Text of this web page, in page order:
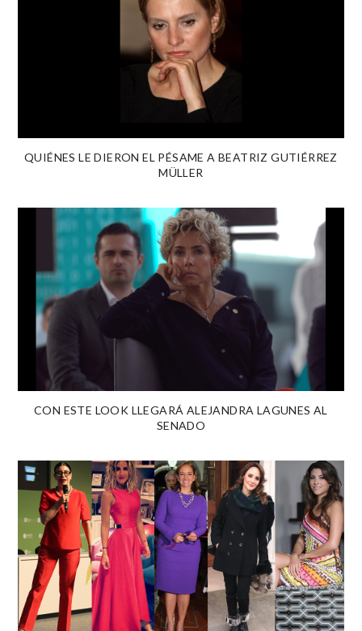
QUIÉNES LE DIERON EL PÉSAME A BEATRIZ GUTIÉRREZ
MÜLLER
CON ESTE LOOK LLEGARÁ ALEJANDRA LAGUNES AL
SENADO